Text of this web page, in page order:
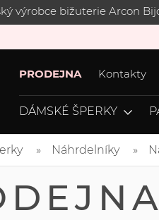
výrobce bižuterie Arcon
PRODEJNA Kontakty
DÁMSKÉ ŠPERKY
Náhrdelníky